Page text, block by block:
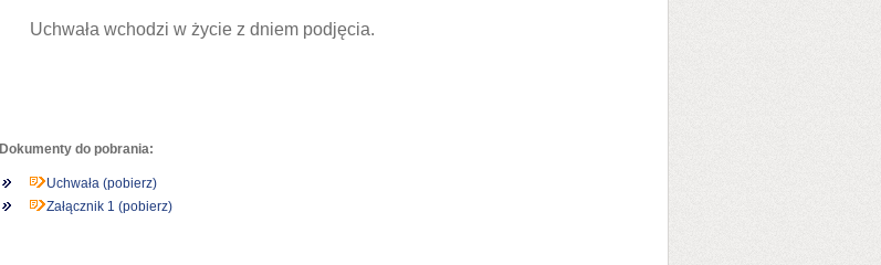
Uchwała wchodzi w życie z dniem podjęcia.
Dokumenty do pobrania:
Uchwała (pobierz)
Załącznik 1 (pobierz)